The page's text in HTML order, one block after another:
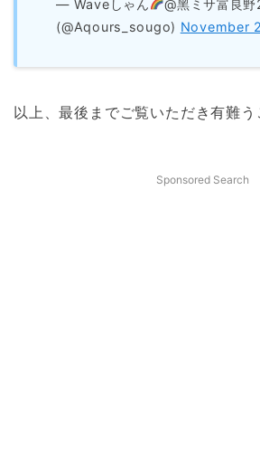
— Waveしゃん
@黑ミサ富良
(@Aqours_sougo) November
以上、最後までご覧いただき有難う
Sponsored Search